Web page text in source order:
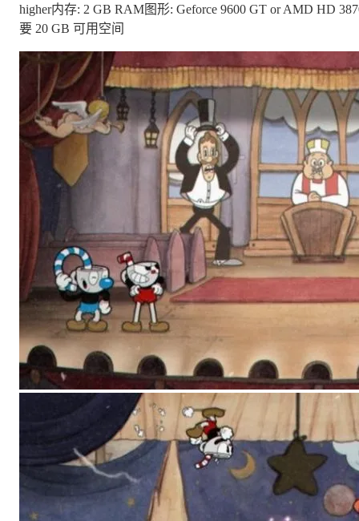
higher内存: 2 GB RAM图形: Geforce 9600 GT or AMD HD
要 20 GB 可用空间